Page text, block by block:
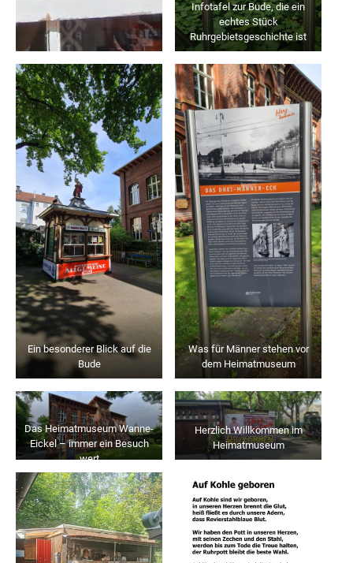
Infotafel zur Bude, die ein
echtes Stück
Ruhrgebietsgeschichte ist
Ein besonderer Blick auf die
Bude
Was für Männer stehen vor
dem Heimatmuseum
Das Heimatmuseum Wanne-
Eickel – immer ein Besuch
wert
Herzlich Willkommen im
Heimatmuseum